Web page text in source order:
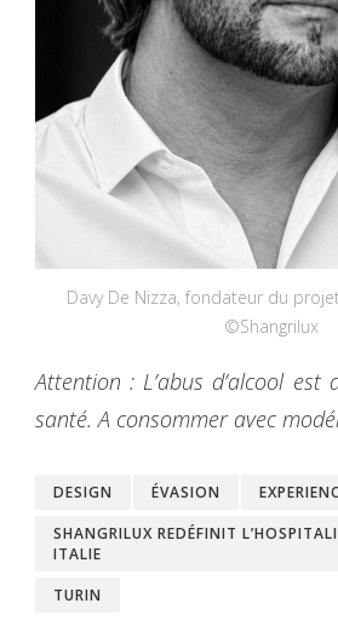
Davy De Nizza, fondateur du
©Shangrilux
Attention : L’abus d’alcool est
santé. A consommer avec
DESIGN ÉVASION
SHANGRILUX REDÉFINIT
ITALIE
TURIN